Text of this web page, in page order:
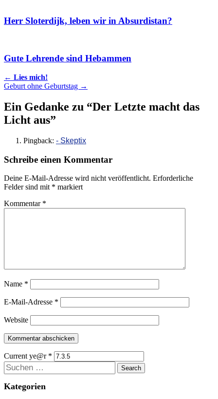
Herr Sloterdijk, leben wir in Absurdistan?
Gute Lehrende sind Hebammen
Artikel
Navigation
← Lies mich!
Geburt ohne Geburtstag →
Ein Gedanke zu “Der Letzte macht das
Licht aus”
Pingback: - Skeptix
Schreibe einen Kommentar
Deine E-Mail-Adresse wird nicht veröffentlicht. Erforderliche
Felder sind mit * markiert
Kommentar *
Name *
E-Mail-Adresse *
Website
Current ye@r *
Suchen
Kategorien